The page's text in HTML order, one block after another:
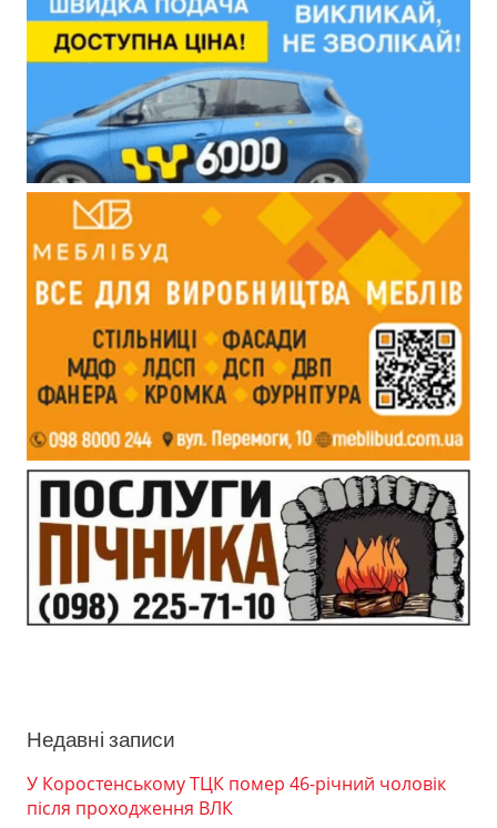
Недавні записи
У Коростенському ТЦК помер 46-річний чоловік
після проходження ВЛК